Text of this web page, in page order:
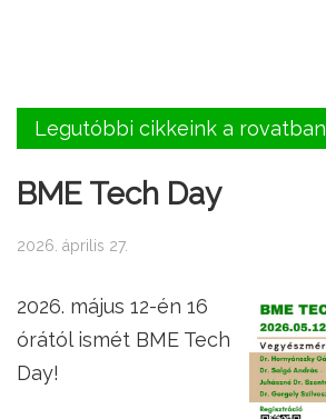
Legutóbbi cikkeink a rovatban
BME Tech Day
2026. április 27.
2026. május 12-én 16
órától ismét BME Tech
Day!